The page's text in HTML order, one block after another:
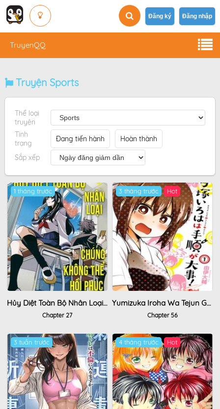
Đăng ký Đăng nhập
TruyenQQ
Truyện Sports
Thể loại
truyện
Tình
trạng
Đang tiến hành Hoàn thành
Sắp xếp
1 tháng trước
Hủy Diệt Toàn Bộ Nhân Loại. Chúng Không Thể Hồi Phục
Chapter 27
3 tháng trước Hot
Yumizuka Iroha Wa Tejun Ga Daiji
Chapter 56
3 tuần trước 4 tháng trước Hot